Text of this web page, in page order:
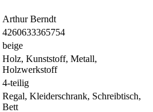
Arthur Berndt
4260633365754
beige
Holz, Kunststoff, Metall,
Holzwerkstoff
4-teilig
Regal, Kleiderschrank, Schreibtisch,
Bett